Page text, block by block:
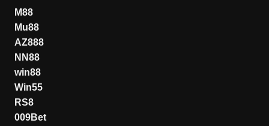
M88
Mu88
AZ888
NN88
win88
Win55
RS8
009Bet